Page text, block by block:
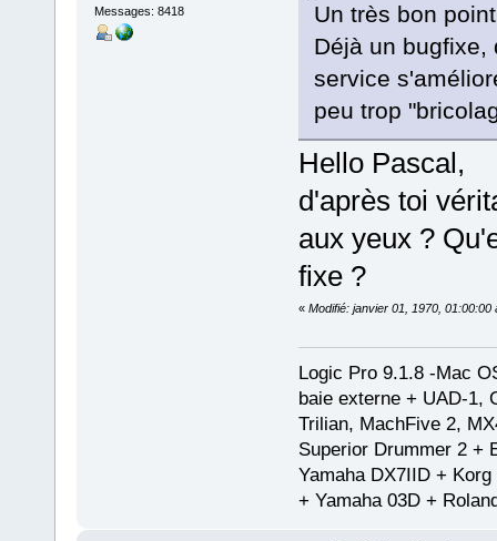
Messages: 8418
Un très bon
Déjà un bugfixe,
service
peu trop
Hello Pascal,
d'après toi
aux yeux ?
fixe ?
« Modifié: janvier 01, 1970, 01:00:00
Logic Pro 9.1.8 -Mac
baie externe + UAD-1,
Trilian, MachFive 2,
Superior Drummer 2 +
Yamaha DX7IID +
+ Yamaha 03D +